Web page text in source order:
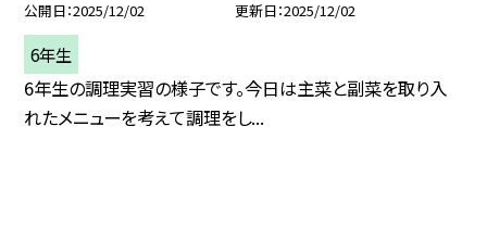
公開日 2025/12/02 更新日 2025/12/02
6年生
6年生の調理実習の様子です。今日は主菜と副菜を取り入
れたメニューを考えて調理をし...